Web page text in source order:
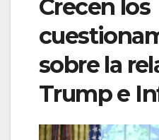
Crecen los
sobre la
Trump e